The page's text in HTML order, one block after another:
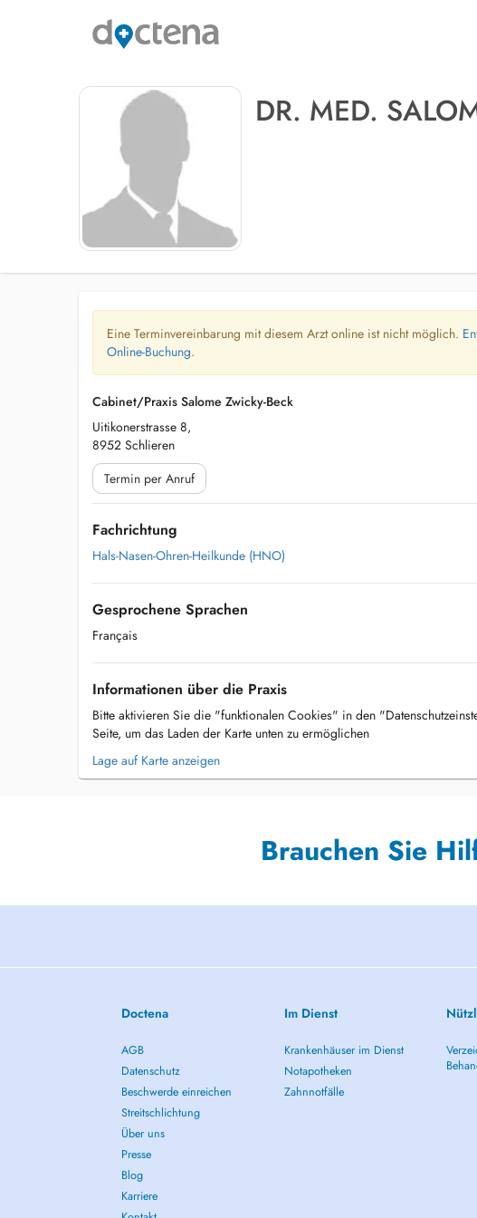
DR. MED.
Eine Terminvereinbarung mit diesem Arzt online ist nicht möglich.
Online-Buchung.
Cabinet/Praxis Salome Zwicky-Beck
Uitikonerstrasse 8,
8952 Schlieren
Termin per Anruf
Fachrichtung
Hals-Nasen-Ohren-Heilkunde (HNO)
Gesprochene Sprachen
Français
Informationen über die Praxis
Bitte aktivieren Sie die "funktionalen Cookies" in den
Seite, um das Laden der Karte unten zu ermöglichen
Lage auf Karte anzeigen
Brauchen Sie
Doctena
AGB
Datenschutz
Beschwerde einreichen
Streitschlichtung
Über uns
Presse
Blog
Karriere
Im Dienst
Krankenhäuser im Dienst
Notapotheken
Zahnnotfälle